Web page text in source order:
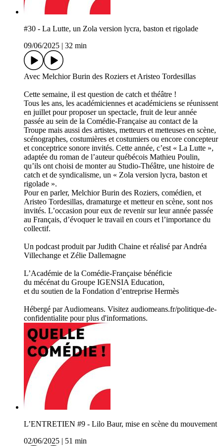
#30 - La Lutte, un Zola version lycra, baston et rigolade
09/06/2025
32 min
Avec Melchior Burin des Roziers et Aristeo Tordesillas
Cette semaine, il est question de catch et théâtre !
Tous les ans, les académiciennes et académiciens se réunissent
en juillet pour proposer un spectacle, fruit de leur année
passée au sein de la Comédie-Française au contact de la
Troupe mais aussi des artistes, metteurs et metteuses en scène,
scénographes, costumières et costumiers ou encore concepteur
et conceptrice sonore invités. Cette année, c’est « La Lutte »,
adaptée du roman de l’auteur québécois Mathieu Poulin,
qu’ils ont choisi de monter au Studio-Théâtre, une histoire de
catch et de syndicalisme, un « Zola version lycra, baston et
rigolade ».
Pour en parler, Melchior Burin des Roziers, comédien, et
Aristeo Tordesillas, dramaturge et metteur en scène, sont nos
invités. L’occasion pour eux de revenir sur leur année passée
au Français, d’évoquer le travail en cours et l’importance du
collectif.
Un podcast produit par Judith Chaine et réalisé par Andréa
Villechange et Zélie Dallemagne
L’Académie de la Comédie-Française bénéficie
du mécénat du Groupe IGENSIA Education,
et du soutien de la Fondation d’entreprise Hermès
Hébergé par Audiomeans. Visitez audiomeans.fr/politique-de-
confidentialite pour plus d'informations.
L’ENTRETIEN #9 - Lilo Baur, mise en scène du mouvement
02/06/2025
51 min